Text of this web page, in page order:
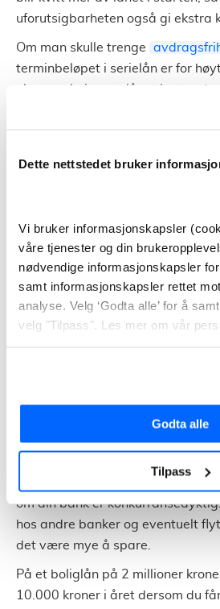
Dette nettstedet bruker
Vi bruker informasjonskapsler
våre tjenester og din
nødvendige informasjonskapsler
samt informasjonskapsler rettet
analyse. Velg ‘Godta alle’ for å
velg "Tilpass". Les mer om vår
Godta alle
Tilpass
uforutsigbarheten også gi ekstra
Om man skulle trenge
terminbeløpet i serielån er for
eksempel gjøre at lånet koster
betale inn ekstra når man har
behovet for forutsigbarhet, kan
vurdere.
Kan man bytte til
senere?
lenge det er forsvarlig å
med å betale gebyr. Derfor bør
bytte frem og tilbake ettersom
Men om du tenker å bytte, er det
om din bank er
hos andre banker og eventuelt
det være mye å spare.
På et boliglån på 2 millioner
10.000 kroner i året dersom du